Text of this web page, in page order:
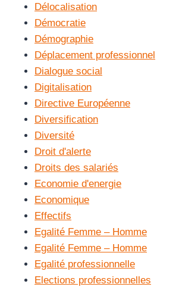
Délocalisation
Démocratie
Démographie
Déplacement professionnel
Dialogue social
Digitalisation
Directive Européenne
Diversification
Diversité
Droit d'alerte
Droits des salariés
Economie d'energie
Economique
Effectifs
Egalité Femme – Homme
Egalité Femme – Homme
Egalité professionnelle
Elections professionnelles